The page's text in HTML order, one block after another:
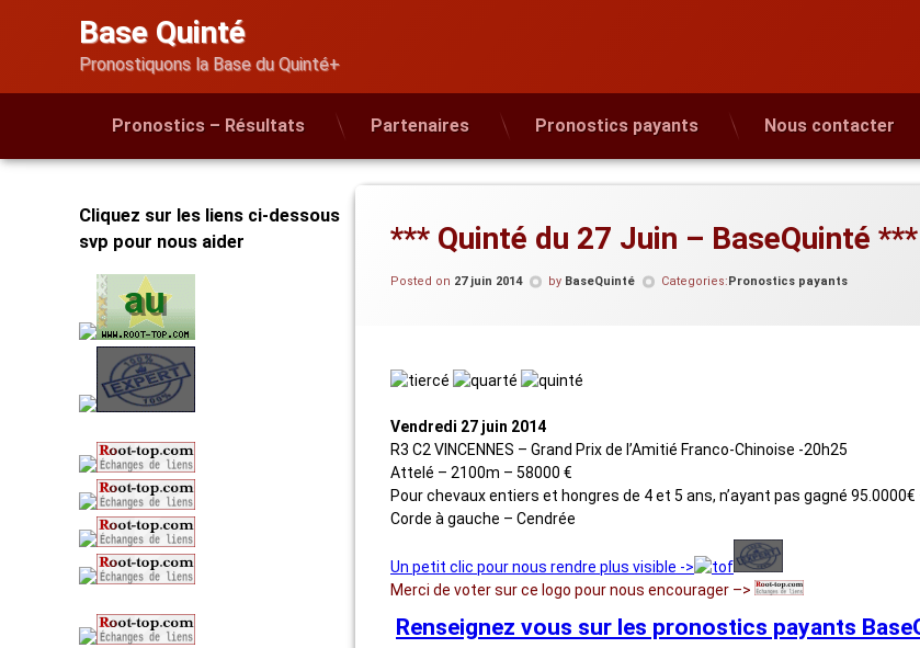
Base Quinté
Pronostiquons la Base du Quinté+
Pronostics – Résultats Partenaires Pronostics payants Nous contacter
*** Quinté du 27 Juin – BaseQuinté ***
Posted on 27 juin 2014 by BaseQuinté Categories:Pronostics payants
Vendredi 27 juin 2014
R3 C2 VINCENNES – Grand Prix de l’Amitié Franco-Chinoise -20h25
Attelé – 2100m – 58000 €
Pour chevaux entiers et hongres de 4 et 5 ans, n’ayant pas gagné
Corde à gauche – Cendrée
Un petit clic pour nous rendre plus visible ->
Merci de voter sur ce logo pour nous encourager –>
Renseignez vous sur les pronostics payants
Cliquez sur les liens ci-dessous
svp pour nous aider